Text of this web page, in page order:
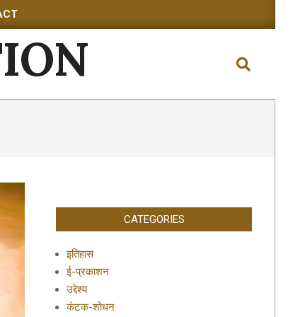
Search
CATEGORIES
इतिहास
ई-प्रकाशन
उद्देश्य
कंटक-शोधन